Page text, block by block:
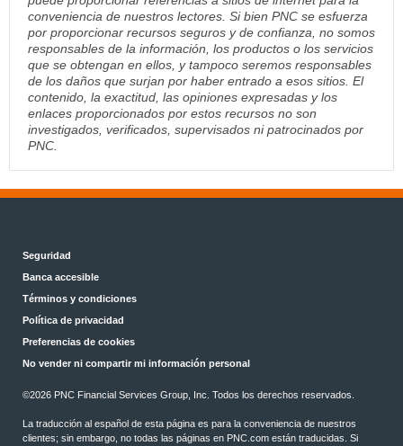
conveniencia de nuestros lectores. Si bien PNC se esfuerza
por proporcionar recursos seguros y de confianza, no somos
responsables de la información, los productos o los servicios
que se obtengan en ellos, y tampoco seremos responsables
de los daños que surjan por haber entrado a esos sitios. El
contenido, la exactitud, las opiniones expresadas y los
enlaces proporcionados por estos recursos no son
investigados, verificados, supervisados ni patrocinados por
PNC.
Seguridad
Banca accesible
Términos y condiciones
Política de privacidad
Preferencias de cookies
No vender ni compartir mi información personal
©2026 PNC Financial Services Group, Inc. Todos los derechos reservados.
La traducción al español de esta página es para la conveniencia de nuestros
clientes; sin embargo, no todas las páginas en PNC.com están traducidas. Si